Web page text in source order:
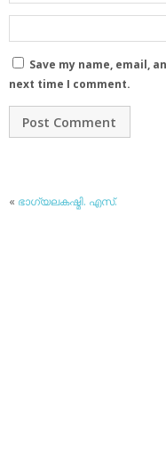
Save my name, email,
next time I comment.
« ഭാഗ്യലകഷ്മി. എസ്.